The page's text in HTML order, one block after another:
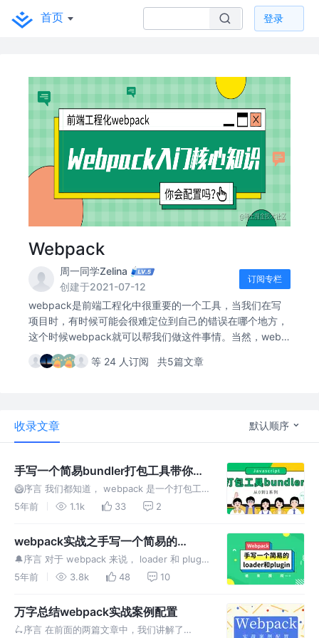
首页 登录
Webpack
周一同学Zelina
创建于2021-07-12
订阅专栏
webpack是前端工程化中很重要的一个工具，当我们在写
项目时，有时候可能会很难定位到自己的错误在哪个地方，
这个时候webpack就可以帮我们做这件事情。当然，webp
ack不局限于只定位错误、还有强大的loader、plugin等等
配置。本专栏将记录关于webpack的一些学习记录~
等 24 人订阅 共5篇文章
收录文章 默认顺序
手写一个简易bundler打包工具带你了
解Webpack原理
🥝序言 我们都知道， webpack 是一个打包工
具。在我们对它进行配置之前，它也是经过一系
又做了
5年前 1.1k 33 2
webpack实战之手写一个简易的
loader和plugin
🔔序言 对于 webpack 来说， loader 和 plugin
可以算是需求程度最为广泛的配置项了。但是
5年前 3.8k 48 10
万字总结webpack实战案例配置
🛴序言 在前面的两篇文章中，我们讲解了